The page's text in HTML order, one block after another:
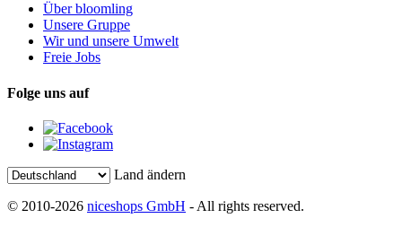
Über bloomling
Unsere Gruppe
Wir und unsere Umwelt
Freie Jobs
Folge uns auf
Land ändern
© 2010-2026 niceshops GmbH - All rights reserved.